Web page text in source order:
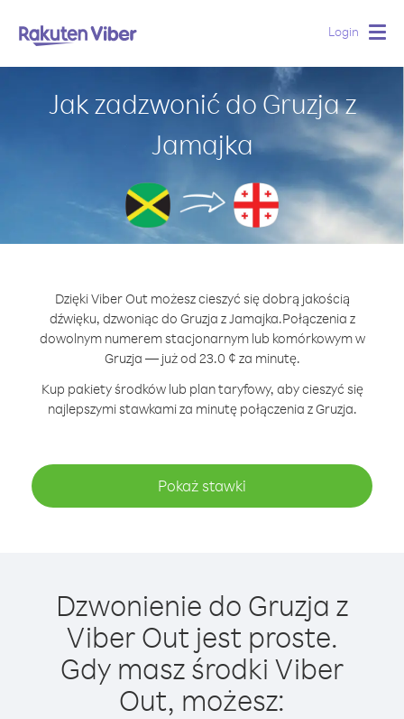
Login
Jak zadzwonić do Gruzja z
Jamajka
Dzięki Viber Out możesz cieszyć się dobrą jakością
dźwięku, dzwoniąc do Gruzja z Jamajka.Połączenia z
dowolnym numerem stacjonarnym lub komórkowym w
Gruzja — już od 23.0 ¢ za minutę.
Kup pakiety środków lub plan taryfowy, aby cieszyć się
najlepszymi stawkami za minutę połączenia z Gruzja.
Pokaż stawki
Dzwonienie do Gruzja z
Viber Out jest proste.
Gdy masz środki Viber
Out, możesz: